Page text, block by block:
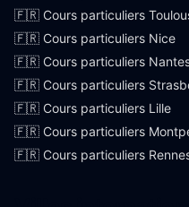
🇫🇷 Cours particuliers
🇫🇷 Cours particuliers Nice
🇫🇷 Cours particuliers
🇫🇷 Cours particuliers
🇫🇷 Cours particuliers Lille
🇫🇷 Cours particuliers
🇫🇷 Cours particuliers